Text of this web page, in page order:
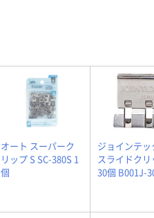
オート スーパーク
リップ S SC-380S 1
個
ジョインテッ
スライドクリ
30個 B001J-